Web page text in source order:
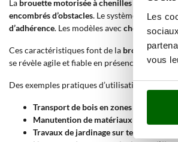
Les
vous
La brouette motorisée à chenilles est utilisée
encombrés d’obstacles. Le système à chenilles
d’adhérence. Les modèles avec chenille
Ces caractéristiques font de la brouette
se révèle agile et fiable en présence de
Des exemples pratiques d’utilisation incluent :
Transport de bois en zones forestières
Manutention de matériaux de
Travaux de jardinage sur terrains